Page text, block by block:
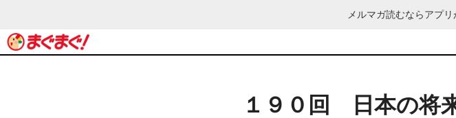
メルマガ読むならアプリ
１９０回 日本の将